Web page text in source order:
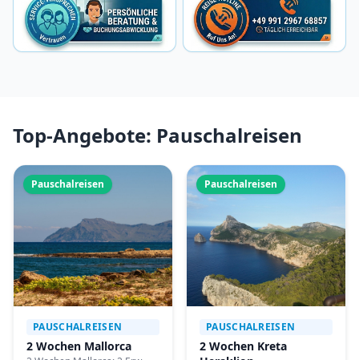
Top-Angebote: Pauschalreisen
Pauschalreisen
PAUSCHALREISEN
2 Wochen Mallorca
Pauschalreisen
PAUSCHALREISEN
2 Wochen Kreta